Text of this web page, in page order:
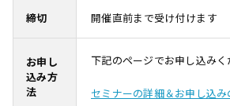
締切 開催直前まで受け付けます
お申し
込み方
法
下記のページでお申し込みく
セミナーの詳細＆お申し込